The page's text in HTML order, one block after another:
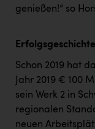
genießen!“ so
Schon 2019 hat
Jahr 2019 € 100
sein Werk 2 in
regionalen
neuen